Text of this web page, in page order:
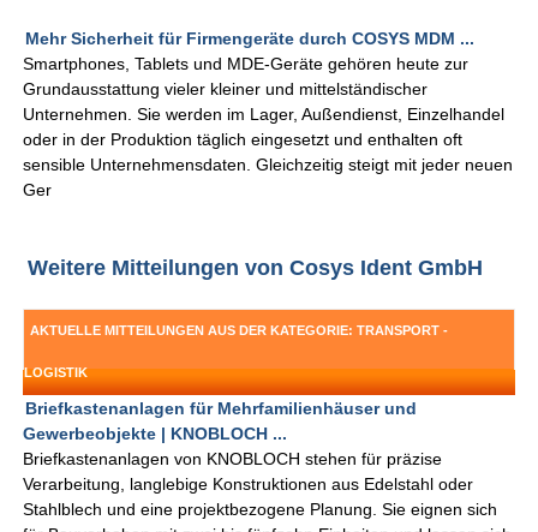
Mehr Sicherheit für Firmengeräte durch COSYS MDM ...
Smartphones, Tablets und MDE-Geräte gehören heute zur
Grundausstattung vieler kleiner und mittelständischer
Unternehmen. Sie werden im Lager, Außendienst, Einzelhandel
oder in der Produktion täglich eingesetzt und enthalten oft
sensible Unternehmensdaten. Gleichzeitig steigt mit jeder neuen
Ger
Weitere Mitteilungen von Cosys Ident GmbH
AKTUELLE MITTEILUNGEN AUS DER KATEGORIE: TRANSPORT -
LOGISTIK
Briefkastenanlagen für Mehrfamilienhäuser und
Gewerbeobjekte | KNOBLOCH ...
Briefkastenanlagen von KNOBLOCH stehen für präzise
Verarbeitung, langlebige Konstruktionen aus Edelstahl oder
Stahlblech und eine projektbezogene Planung. Sie eignen sich